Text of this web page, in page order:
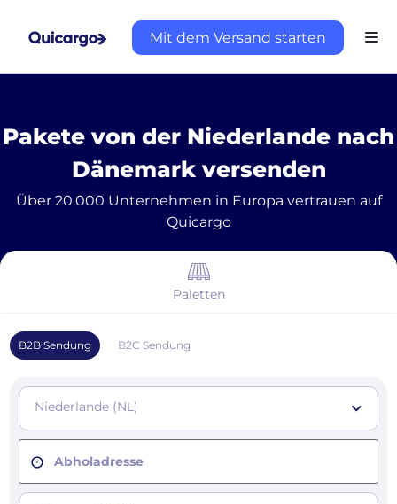
Mit dem Versand starten
Pakete von der Niederlande nach
Dänemark versenden
Über 20.000 Unternehmen in Europa vertrauen auf
Quicargo
Paletten
B2B Sendung B2C Sendung
Niederlande (NL)
Abholadresse